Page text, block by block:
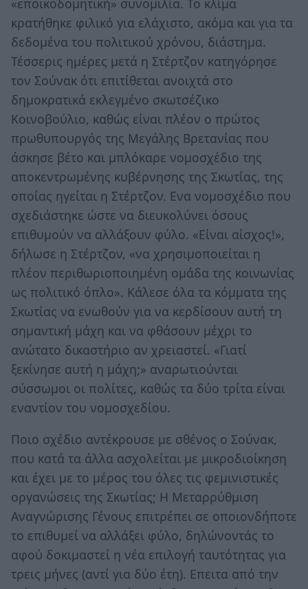
«εποικοδομητική» συνομιλία. Το κλίμα
κρατήθηκε φιλικό για ελάχιστο, ακόμα και για τα
δεδομένα του πολιτικού χρόνου, διάστημα.
Τέσσερις ημέρες μετά η Στέρτζον κατηγόρησε
τον Σούνακ ότι επιτίθεται ανοιχτά στο
δημοκρατικά εκλεγμένο σκωτσέζικο
Κοινοβούλιο, καθώς είναι πλέον ο πρώτος
πρωθυπουργός της Μεγάλης Βρετανίας που
άσκησε βέτο και μπλόκαρε νομοσχέδιο της
αποκεντρωμένης κυβέρνησης της Σκωτίας, της
οποίας ηγείται η Στέρτζον. Ενα νομοσχέδιο που
σχεδιάστηκε ώστε να διευκολύνει όσους
επιθυμούν να αλλάξουν φύλο. «Είναι αίσχος!»,
δήλωσε η Στέρτζον, «να χρησιμοποιείται η
πλέον περιθωριοποιημένη ομάδα της κοινωνίας
ως πολιτικό όπλο». Κάλεσε όλα τα κόμματα της
Σκωτίας να ενωθούν για να κερδίσουν αυτή τη
σημαντική μάχη και να φθάσουν μέχρι το
ανώτατο δικαστήριο αν χρειαστεί. «Γιατί
ξεκίνησε αυτή η μάχη;» αναρωτιούνται
σύσσωμοι οι πολίτες, καθώς τα δύο τρίτα είναι
εναντίον του νομοσχεδίου.
Ποιο σχέδιο αντέκρουσε με σθένος ο Σούνακ,
που κατά τα άλλα ασχολείται με μικροδιοίκηση
και έχει με το μέρος του όλες τις φεμινιστικές
οργανώσεις της Σκωτίας; Η Μεταρρύθμιση
Αναγνώρισης Γένους επιτρέπει σε οποιονδήποτε
το επιθυμεί να αλλάξει φύλο, δηλώνοντάς το
αφού δοκιμαστεί η νέα επιλογή ταυτότητας για
τρεις μήνες (αντί για δύο έτη). Επειτα από την